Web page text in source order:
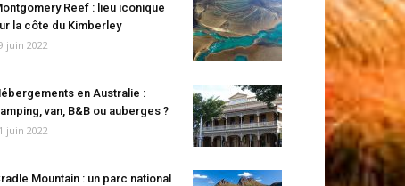
Reef : lieu iconique
la côte du Kimberley
juin 2022
en Australie :
van, B&B ou auberges ?
juin 2022
Mountain : un parc national